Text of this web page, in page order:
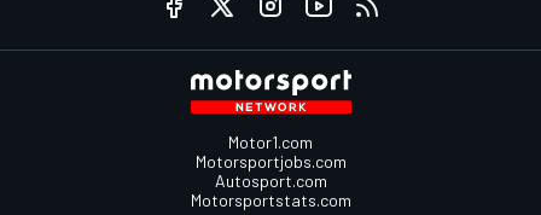
Motor1.com
Motorsportjobs.com
Autosport.com
Motorsportstats.com